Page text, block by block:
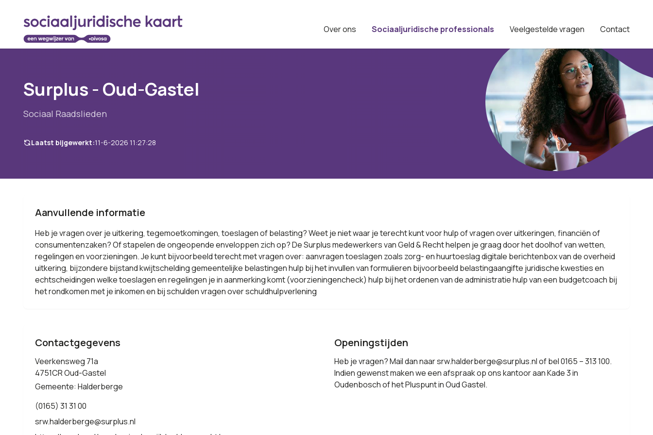
Over ons Sociaaljuridische professionals Veelgestelde vragen Contact
Surplus - Oud-Gastel
Sociaal Raadslieden
Laatst bijgewerkt:11-6-2026 11:27:28
Aanvullende informatie
Heb je vragen over je uitkering, tegemoetkomingen, toeslagen of belasting? Weet je niet waar je terecht kunt voor hulp of vragen over uitkeringen, financiën of
consumentenzaken? Of stapelen de ongeopende enveloppen zich op? De Surplus medewerkers van Geld & Recht helpen je graag door het doolhof van wetten,
regelingen en voorzieningen. Je kunt bijvoorbeeld terecht met vragen over: aanvragen toeslagen zoals zorg- en huurtoeslag digitale berichtenbox van de overheid
uitkering, bijzondere bijstand kwijtschelding gemeentelijke belastingen hulp bij het invullen van formulieren bijvoorbeeld belastingaangifte juridische kwesties en
echtscheidingen welke toeslagen en regelingen je in aanmerking komt (voorzieningencheck) hulp bij het ordenen van de administratie hulp van een budgetcoach bij
het rondkomen met je inkomen en bij schulden vragen over schuldhulpverlening
Contactgegevens
Veerkensweg 71a
4751CR Oud-Gastel
Gemeente: Halderberge
(0165) 31 31 00
srw.halderberge@surplus.nl
Openingstijden
Heb je vragen? Mail dan naar srw.halderberge@surplus.nl of bel 0165 – 313 100.
Indien gewenst maken we een afspraak op ons kantoor aan Kade 3 in
Oudenbosch of het Pluspunt in Oud Gastel.